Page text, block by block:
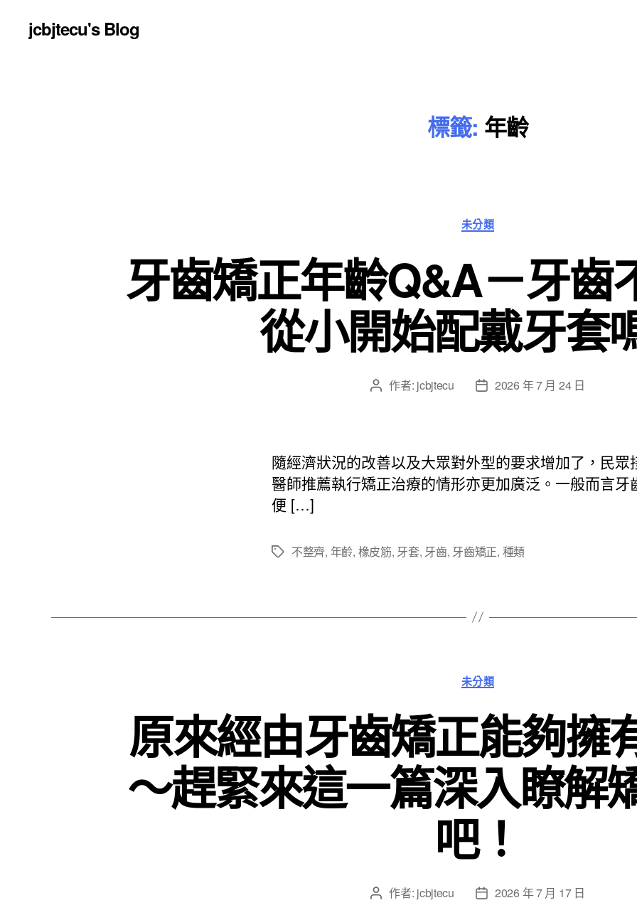
jcbjtecu's Blog
標籤: 年齡
分
類
未分類
牙齒矯正年齡Q&A－牙齒
從小開始配戴牙套
文 作者: jcbjtecu
文
日
期
2026 年 7 月 24 日
隨經濟狀況的改善以及大眾對外型的要求增加了，民眾
醫師推薦執行矯正治療的情形亦更加廣泛。一般而言牙
便 […]
標
不整齊, 年齡, 橡皮筋, 牙套, 牙齒, 牙齒矯正, 種類
分
類
未分類
原來經由牙齒矯正能夠擁
～趕緊來這一篇深入瞭解
吧！
文 作者: jcbjtecu
文 2026 年 7 月 17 日